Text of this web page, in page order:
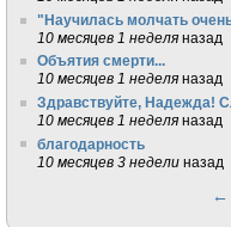
"Научилась молчать
10 месяцев 1 неделя назад
Объятия смерти...
10 месяцев 1 неделя назад
Здравствуйте, Надежда!
10 месяцев 1 неделя назад
благодарность
10 месяцев 3 недели назад
←